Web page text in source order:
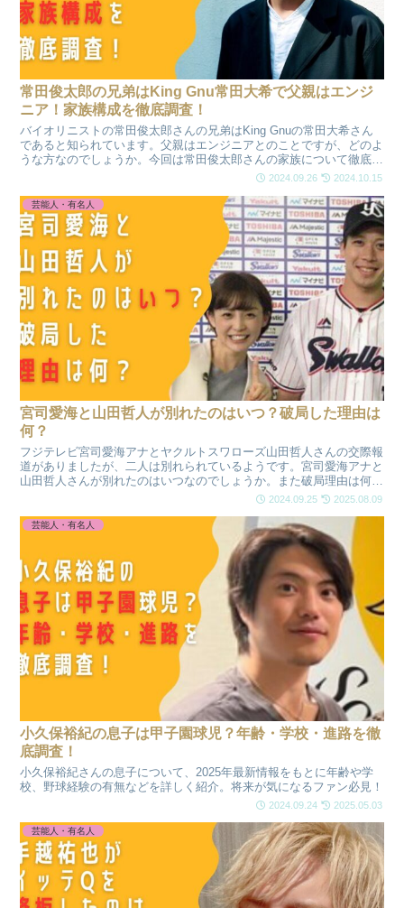
常田俊太郎の兄弟はKing Gnu常田大希で父親はエンジ
ニア！家族構成を徹底調査！
バイオリニストの常田俊太郎さんの兄弟はKing Gnuの常田大希さん
であると知られています。父親はエンジニアとのことですが、どのよ
うな方なのでしょうか。今回は常田俊太郎さんの家族について徹底調
2024.09.26 2024.10.15
芸能人・有名人
宮司愛海と山田哲人が別れたのはいつ？破局した理由は
何？
フジテレビ宮司愛海アナとヤクルトスワローズ山田哲人さんの交際報
道がありましたが、二人は別れられているようです。宮司愛海アナと
山田哲人さんが別れたのはいつなのでしょうか。また破局理由は何な
2024.09.25 2025.08.09
芸能人・有名人
小久保裕紀の息子は甲子園球児？年齢・学校・進路を徹
底調査！
小久保裕紀さんの息子について、2025年最新情報をもとに年齢や学
校、野球経験の有無などを詳しく紹介。将来が気になるファン必見！
2024.09.24 2025.05.03
芸能人・有名人